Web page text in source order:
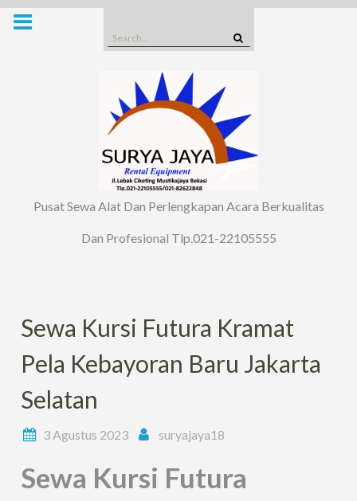
Skip
Search
for:
Pusat Sewa Alat Dan Perlengkapan Acara Berkualitas
Dan Profesional Tlp.021-22105555
Sewa Kursi Futura Kramat
Pela Kebayoran Baru Jakarta
Selatan
3 Agustus 2023 suryajaya18
Sewa Kursi Futura